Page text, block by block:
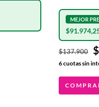
$137.900
6cuotas sin